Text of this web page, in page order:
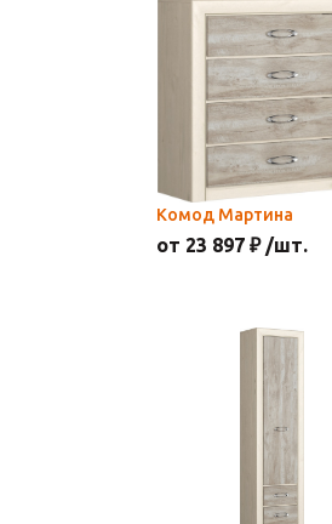
Комод Мартина
от 23 897 ₽ /шт.